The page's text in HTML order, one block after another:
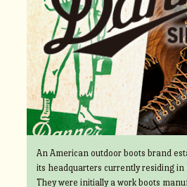
An American outdoor boots brand
its headquarters currently residing in
They were initially a work boots